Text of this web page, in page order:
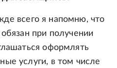
всего я напомню, что
при получении
оформлять
услуги, в том числе